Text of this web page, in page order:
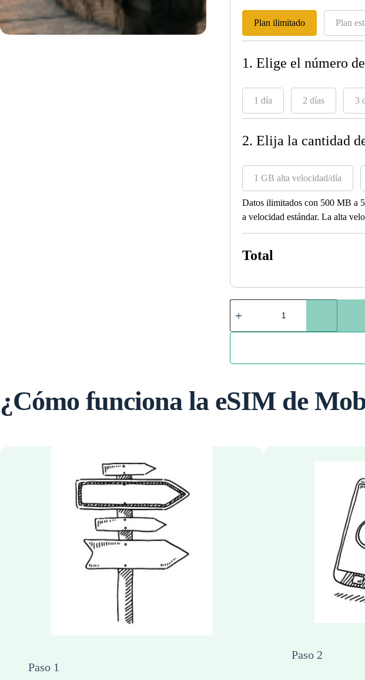
Plan ilimitado Plan
1. Elige el número
1 día 2 días 3
2. Elija la cantidad
1 GB alta velocidad/día
Datos ilimitados con 500 MB a
a velocidad estándar. La alta
Total
China
quantity
¿Cómo funciona la eSIM de
Paso 1
Paso 2